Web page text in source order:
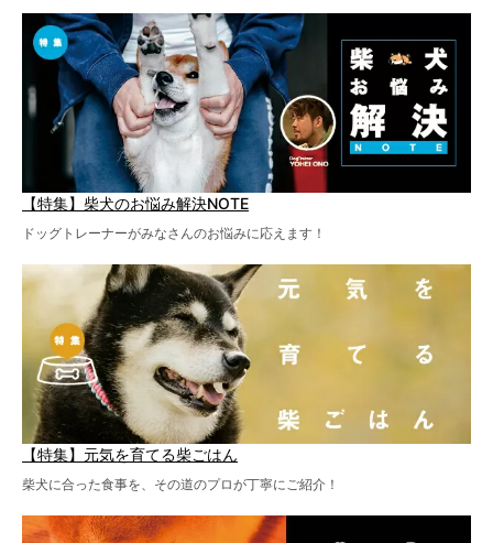
【特集】柴犬のお悩み解決NOTE
ドッグトレーナーがみなさんのお悩みに応えます！
【特集】元気を育てる柴ごはん
柴犬に合った食事を、その道のプロが丁寧にご紹介！